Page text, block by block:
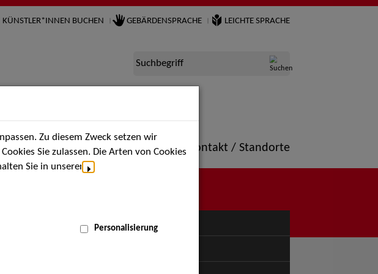
BUCHEN GEBÄRDENSPRACHE LEICHTE SPRACHE
Suchbegriff
Aktuelles Termine Portfolio Kontakt / Standorte
MENÜ
Zu diesem Zweck setzen wir
Sie zulassen. Die Arten von Cookies
Sie in unserer
Personalisierung